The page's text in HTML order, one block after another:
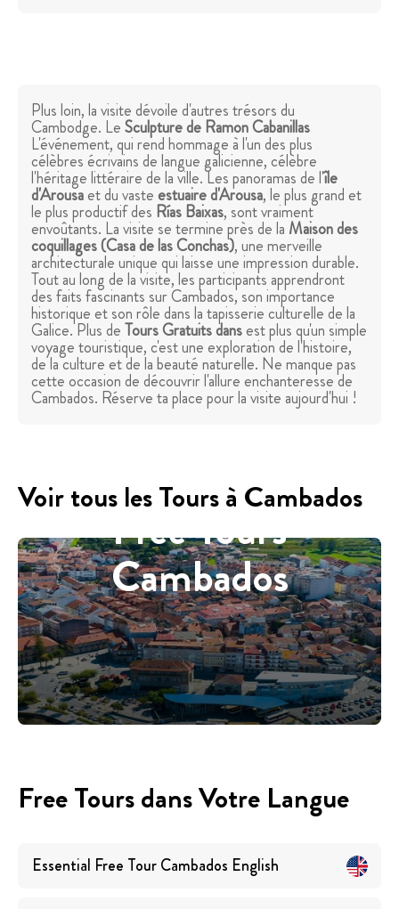
Plus loin, la visite dévoile d'autres trésors du
Cambodge. LeSculpture de Ramon Cabanillas
L'événement, qui rend hommage à l'un des plus
célèbres écrivains de langue galicienne, célèbre
l'héritage littéraire de la ville. Les panoramas de l'île
d'Arousaet du vasteestuaire d'Arousa, le plus grand et
le plus productif des Rías Baixas, sont vraiment
envoûtants. La visite se termine près de la Maison des
coquillages(Casa de las Conchas), une merveille
architecturale unique qui laisse une impression durable.
Tout au long de la visite, les participants apprendront
des faits fascinants sur Cambados, son importance
historique et son rôle dans la tapisserie culturelle de la
Galice. Plus deTours Gratuits dansest plus qu'un simple
voyage touristique, c'est une exploration de l'histoire,
de la culture et de la beauté naturelle. Ne manque pas
cette occasion de découvrir l'allure enchanteresse de
Cambados. Réserve ta place pour la visite aujourd'hui !
Voir tous les Tours à Cambados
Free Tours
Cambados
Free Tours dans Votre Langue
Essential Free Tour Cambados English